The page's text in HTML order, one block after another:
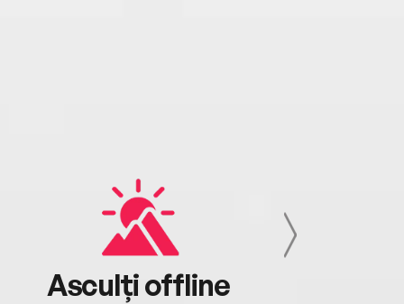
Asculți offline